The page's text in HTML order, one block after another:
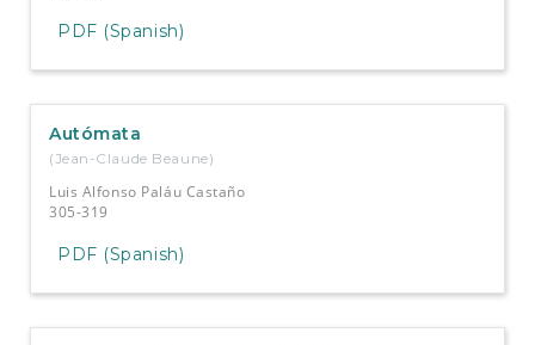
PDF (Spanish)
Autómata
(Jean-Claude Beaune)
Luis Alfonso Paláu Castaño
305-319
PDF (Spanish)